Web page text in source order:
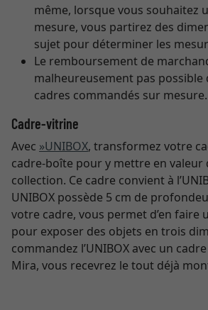
même, lorsque vous souhaitez
mesure, vous partirez des
sujet pour déterminer les
Le remboursement de
malheureusement pas possible
cadres commandés sur mesure.
Cadre-vitrine
Avec »UNIBOX, transformez votre
cadre-boîte pour y mettre en valeur
collection. Ce cadre convient à
UNIBOX possède 5 cm de
votre cadre, vous permet d’en faire
pour exposer des objets en trois
commandez l’UNIBOX avec un
Mira, vous recevrez le tout déjà